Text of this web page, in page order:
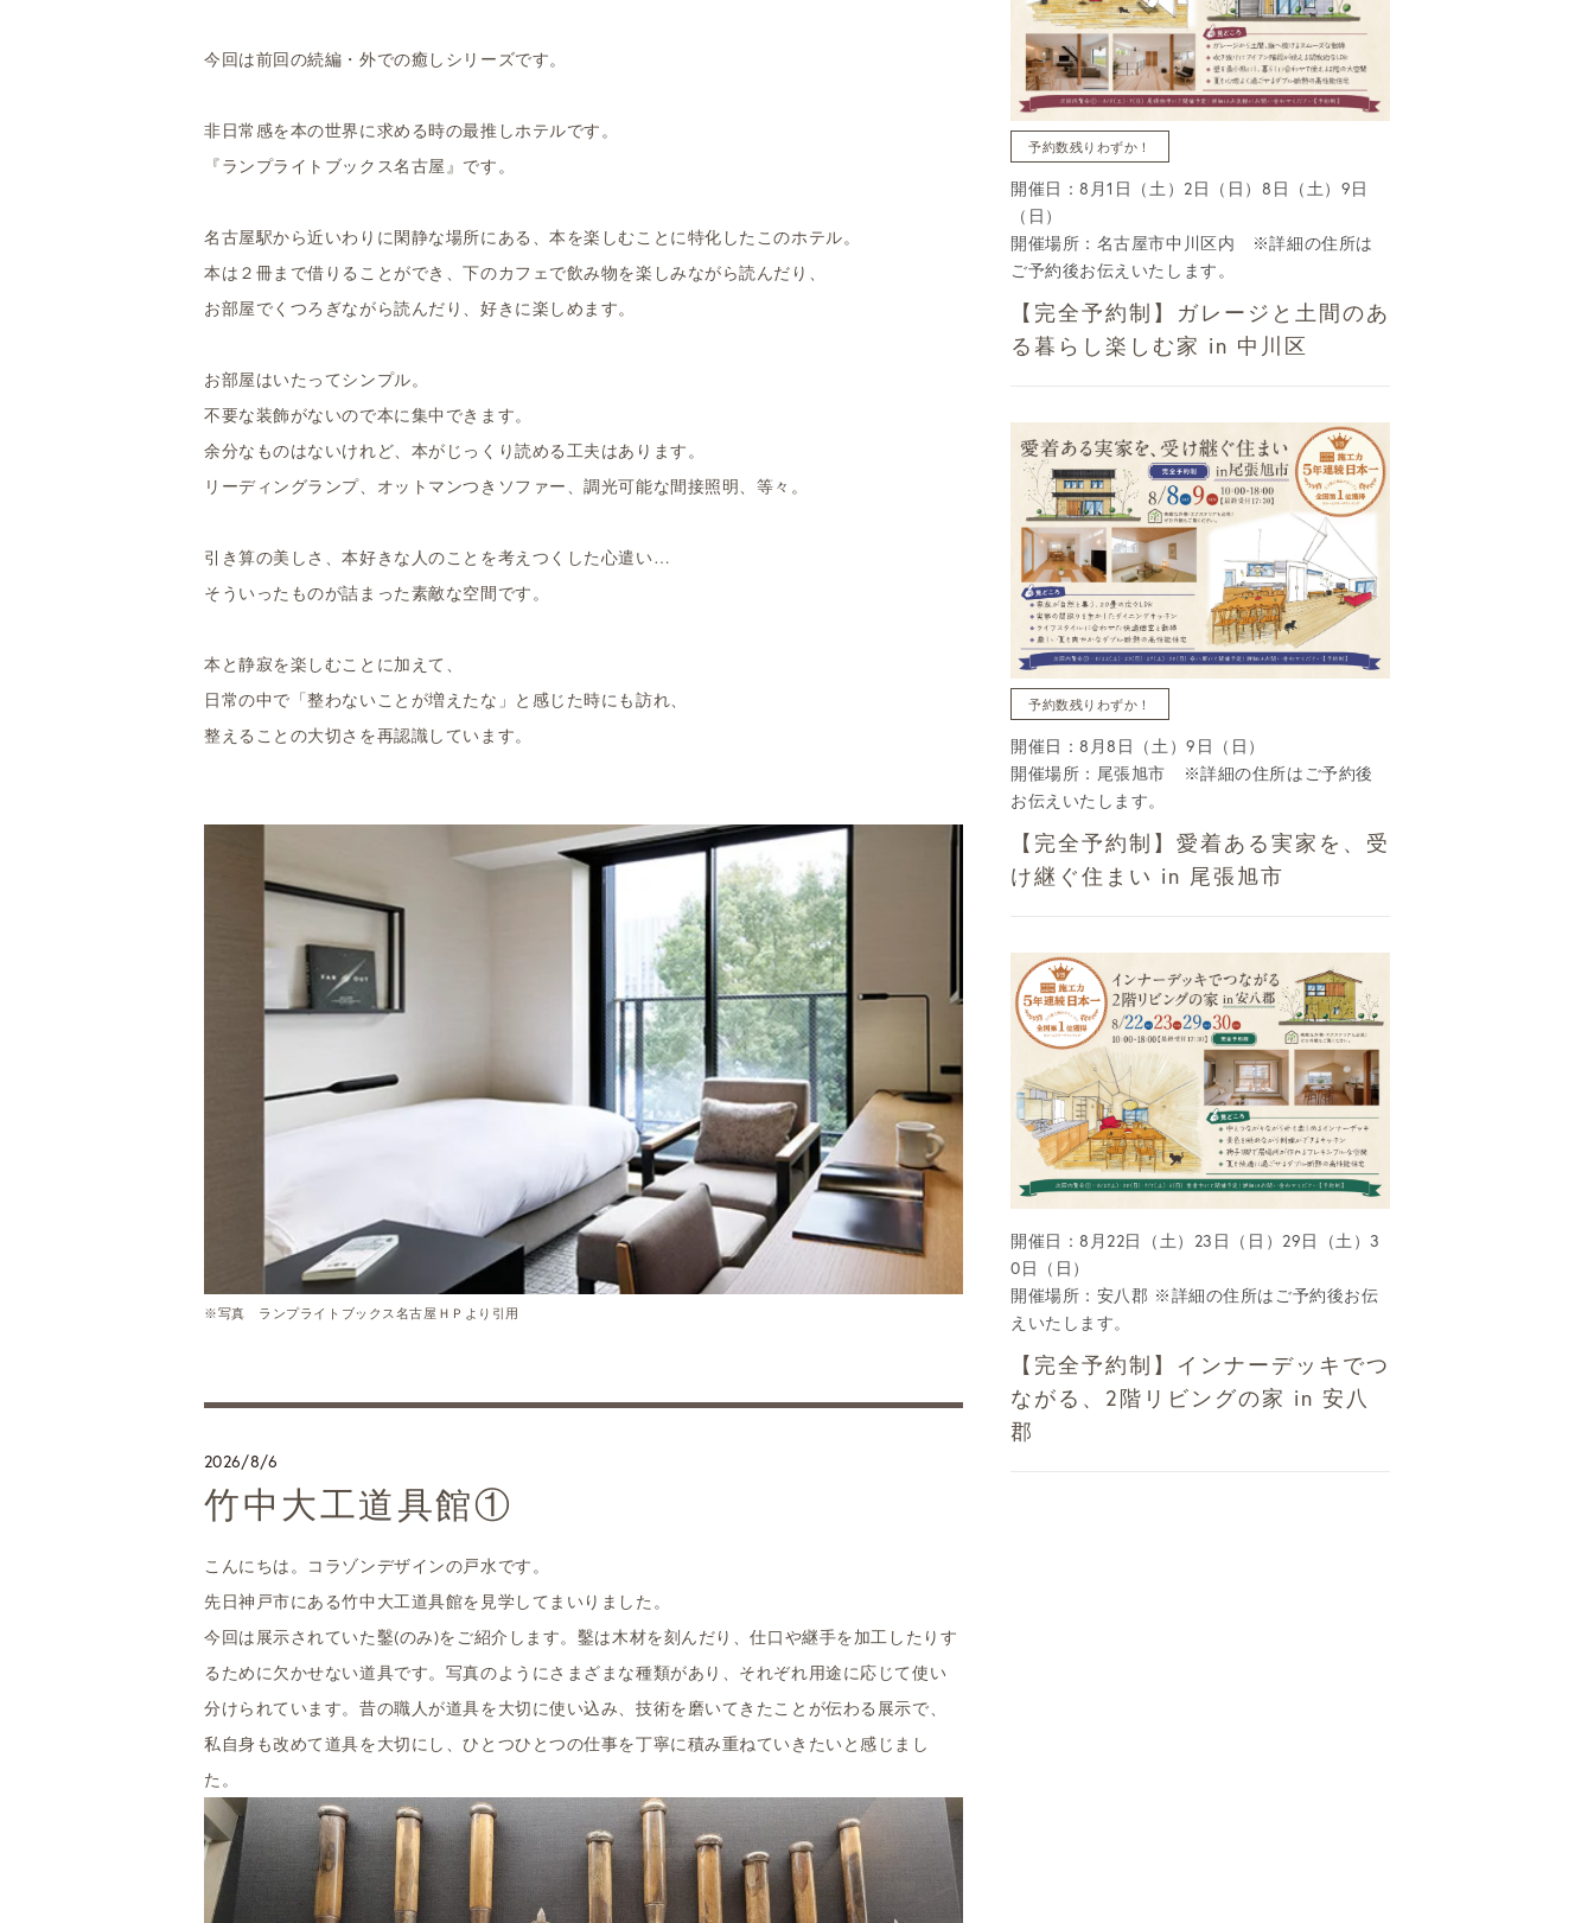
今回は前回の続編・外での癒しシリーズです。
非日常感を本の世界に求める時の最推しホテルです。
『ランプライトブックス名古屋』です。
名古屋駅から近いわりに閑静な場所にある、本を楽しむことに特化したこのホテル。
本は２冊まで借りることができ、下のカフェで飲み物を楽しみながら読んだり、
お部屋でくつろぎながら読んだり、好きに楽しめます。
お部屋はいたってシンプル。
不要な装飾がないので本に集中できます。
余分なものはないけれど、本がじっくり読める工夫はあります。
リーディングランプ、オットマンつきソファー、調光可能な間接照明、等々。
引き算の美しさ、本好きな人のことを考えつくした心遣い…
そういったものが詰まった素敵な空間です。
本と静寂を楽しむことに加えて、
日常の中で「整わないことが増えたな」と感じた時にも訪れ、
整えることの大切さを再認識しています。
※写真 ランプライトブックス名古屋ＨＰより引用
2026/8/6
竹中大工道具館①
こんにちは。コラゾンデザインの戸水です。
先日神戸市にある竹中大工道具館を見学してまいりました。
今回は展示されていた鑿(のみ)をご紹介します。鑿は木材を刻んだり、仕口や継手を加工したりす
るために欠かせない道具です。写真のようにさまざまな種類があり、それぞれ用途に応じて使い
分けられています。昔の職人が道具を大切に使い込み、技術を磨いてきたことが伝わる展示で、
私自身も改めて道具を大切にし、ひとつひとつの仕事を丁寧に積み重ねていきたいと感じまし
た。
予約数残りわずか！
開催日：8月1日（土）2日（日）8日（土）9日
（日）
開催場所：名古屋市中川区内 ※詳細の住所は
ご予約後お伝えいたします。
【完全予約制】ガレージと土間のあ
る暮らし楽しむ家 in 中川区
予約数残りわずか！
開催日：8月8日（土）9日（日）
開催場所：尾張旭市 ※詳細の住所はご予約後
お伝えいたします。
【完全予約制】愛着ある実家を、受
け継ぐ住まい in 尾張旭市
開催日：8月22日（土）23日（日）29日（土）3
0日（日）
開催場所：安八郡 ※詳細の住所はご予約後お伝
えいたします。
【完全予約制】インナーデッキでつ
ながる、2階リビングの家 in 安八
郡